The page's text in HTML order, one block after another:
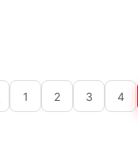
1 2 3 4